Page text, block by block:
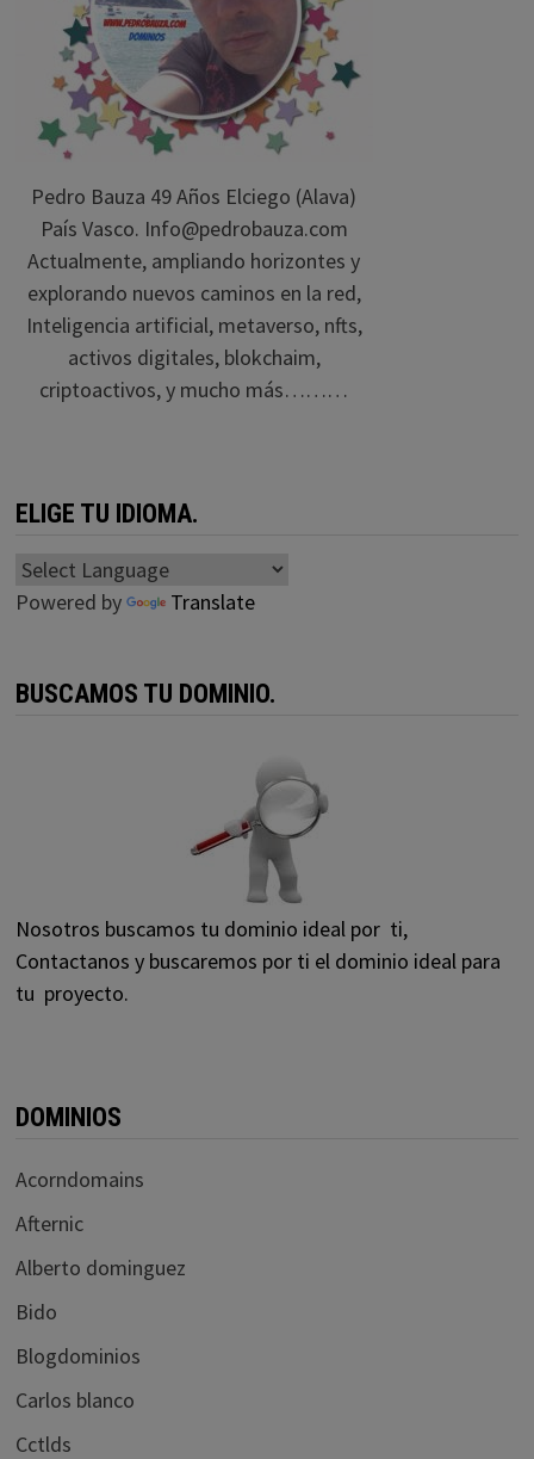
Pedro Bauza 49 Años Elciego (Alava)
País Vasco. Info@pedrobauza.com
Actualmente, ampliando horizontes y
explorando nuevos caminos en la red,
Inteligencia artificial, metaverso, nfts,
activos digitales, blokchaim,
criptoactivos, y mucho más………
ELIGE TU IDIOMA.
Powered by Translate
BUSCAMOS TU DOMINIO.
Nosotros buscamos tu dominio ideal por ti,
Contactanos y buscaremos por ti el dominio ideal para
tu proyecto.
DOMINIOS
Acorndomains
Afternic
Alberto dominguez
Bido
Blogdominios
Carlos blanco
Cctlds